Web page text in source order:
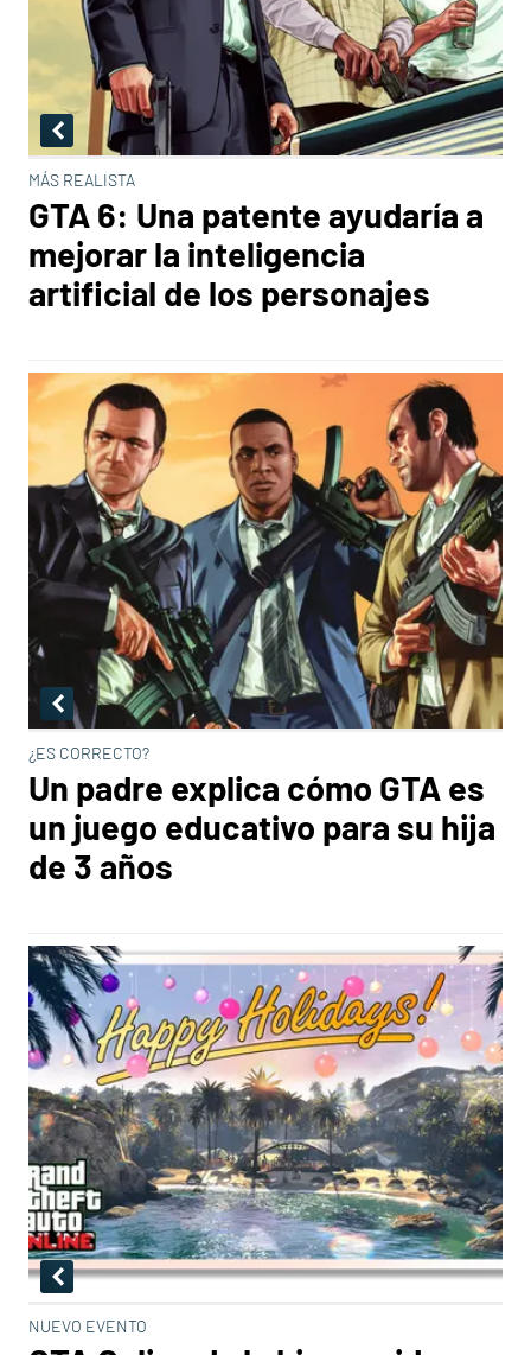
MÁS REALISTA
GTA 6: Una patente ayudaría a
mejorar la inteligencia
artificial de los personajes
¿ES CORRECTO?
Un padre explica cómo GTA es
un juego educativo para su hija
de 3 años
NUEVO EVENTO